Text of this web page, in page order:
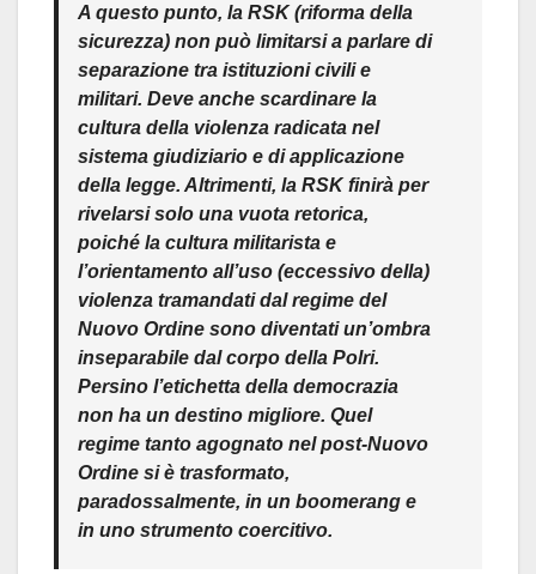
A questo punto, la RSK (riforma della
sicurezza) non può limitarsi a parlare di
separazione tra istituzioni civili e
militari. Deve anche scardinare la
cultura della violenza radicata nel
sistema giudiziario e di applicazione
della legge. Altrimenti, la RSK finirà per
rivelarsi solo una vuota retorica,
poiché la cultura militarista e
l’orientamento all’uso (eccessivo della)
violenza tramandati dal regime del
Nuovo Ordine sono diventati un’ombra
inseparabile dal corpo della Polri.
Persino l’etichetta della democrazia
non ha un destino migliore. Quel
regime tanto agognato nel post-Nuovo
Ordine si è trasformato,
paradossalmente, in un boomerang e
in uno strumento coercitivo.